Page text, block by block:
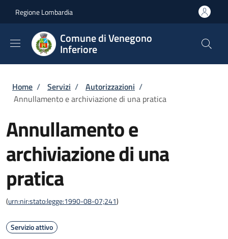
Regione Lombardia
Comune di Venegono
Inferiore
Briciole di pane
Home / Servizi / Autorizzazioni /
Annullamento e archiviazione di una pratica
Annullamento e
archiviazione di una
pratica
(urn:nir:stato:legge:1990-08-07;241)
Servizio attivo